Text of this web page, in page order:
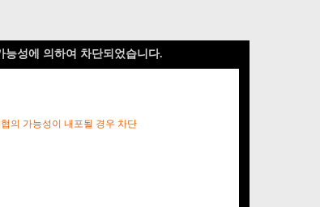
성에 의하여 차단되었습니다.
의 가능성이 내포될 경우 차단